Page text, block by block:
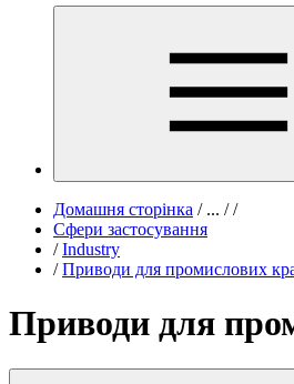
Домашня сторінка /... / /
Сфери застосування
/ Industry
/ Приводи для промислових
Приводи для